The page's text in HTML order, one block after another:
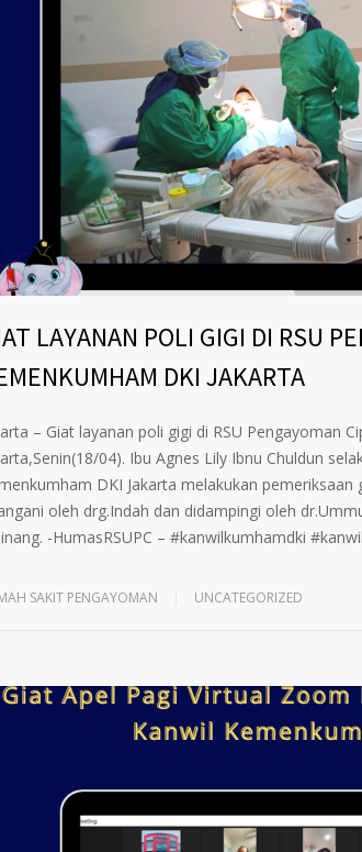
LAYANAN POLI GIGI DI RSU
DKI JAKARTA
– Giat layanan poli gigi di RSU Pengayoman
04). Ibu Agnes Lily Ibnu Chuldun
DKI Jakarta melakukan
oleh drg.Indah dan didampingi oleh
-HumasRSUPC – #kanwilkumhamdki
SAKIT PENGAYOMAN UNCATEGORIZED